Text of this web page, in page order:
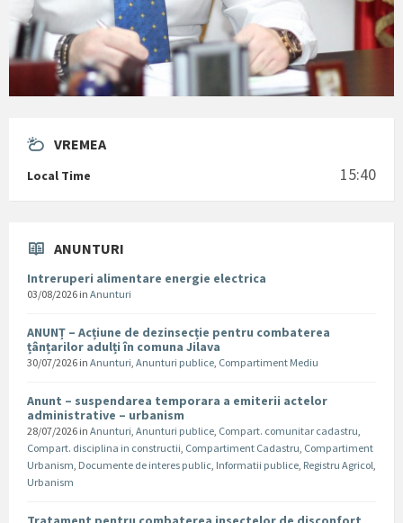
VREMEA
Local Time 15:40
ANUNTURI
Intreruperi alimentare energie electrica
03/08/2026 in Anunturi
ANUNȚ – Acțiune de dezinsecție pentru combaterea
țânțarilor adulți în comuna Jilava
30/07/2026 in Anunturi, Anunturi publice, Compartiment Mediu
Anunt – suspendarea temporara a emiterii actelor
administrative – urbanism
28/07/2026 in Anunturi, Anunturi publice, Compart. comunitar cadastru,
Compart. disciplina in constructii, Compartiment Cadastru, Compartiment
Urbanism, Documente de interes public, Informatii publice, Registru Agricol,
Urbanism